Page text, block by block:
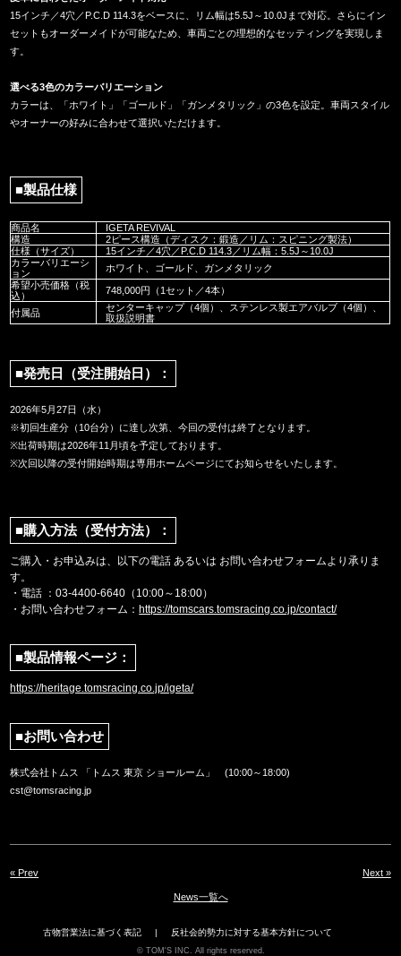
15インチ／4穴／P.C.D 114.3をベースに、リム幅は5.5J～10.0Jまで対応。さらにイン
セットもオーダーメイドが可能なため、車両ごとの理想的なセッティングを実現しま
す。
選べる3色のカラーバリエーション
カラーは、「ホワイト」「ゴールド」「ガンメタリック」の3色を設定。車両スタイル
やオーナーの好みに合わせて選択いただけます。
■製品仕様
商品名
IGETA REVIVAL
構造
2ピース構造（ディスク：鍛造／リム：スピニング製法）
仕様（サイズ）
15インチ／4穴／P.C.D 114.3／リム幅：5.5J～10.0J
カラーバリエーシ
ョン
ホワイト、ゴールド、ガンメタリック
希望小売価格（税
込）
748,000円（1セット／4本）
付属品
センターキャップ（4個）、ステンレス製エアバルブ（4個）、
取扱説明書
■発売日（受注開始日）：
2026年5月27日（水）
※初回生産分（10台分）に達し次第、今回の受付は終了となります。
※出荷時期は2026年11月頃を予定しております。
※次回以降の受付開始時期は専用ホームページにてお知らせをいたします。
■購入方法（受付方法）：
ご購入・お申込みは、以下の電話 あるいは お問い合わせフォームより承りま
す。
・電話 ：03-4400-6640（10:00～18:00）
・お問い合わせフォーム：https://tomscars.tomsracing.co.jp/contact/
■製品情報ページ：
https://heritage.tomsracing.co.jp/igeta/
■お問い合わせ
株式会社トムス 「トムス 東京 ショールーム」 (10:00～18:00)
cst@tomsracing.jp
« Prev
News一覧へ
Next »
古物営業法に基づく表記 反社会的勢力に対する基本方針について
TOM'S INC. All rights reserved.